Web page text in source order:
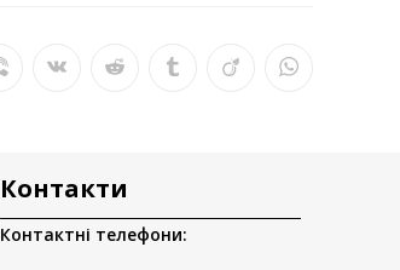
Контакти
Контактні телефони: